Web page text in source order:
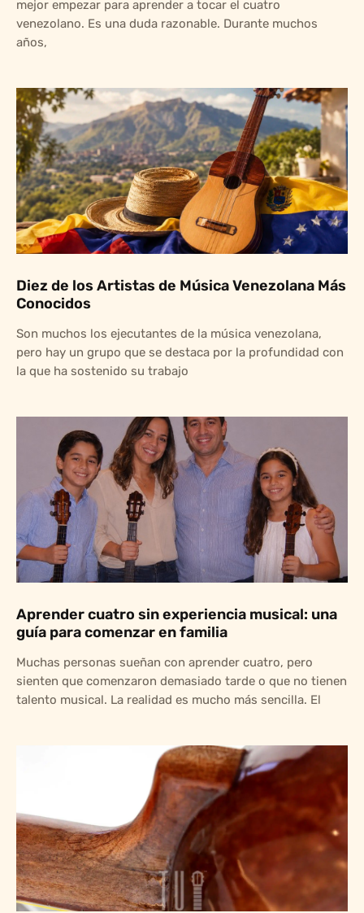
mejor empezar para aprender a tocar el cuatro
venezolano. Es una duda razonable. Durante muchos
años,
Diez de los Artistas de Música Venezolana Más
Conocidos
Son muchos los ejecutantes de la música venezolana,
pero hay un grupo que se destaca por la profundidad con
la que ha sostenido su trabajo
Aprender cuatro sin experiencia musical: una
guía para comenzar en familia
Muchas personas sueñan con aprender cuatro, pero
sienten que comenzaron demasiado tarde o que no tienen
talento musical. La realidad es mucho más sencilla. El